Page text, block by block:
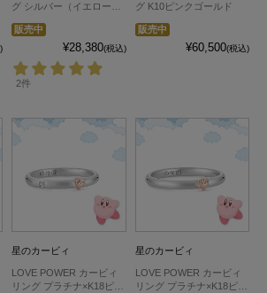
グ シルバー（イエローゴ
販売中
¥28,380(税込)
2件
グ K10ピンクゴールド
販売中
¥60,500(税込)
星のカービィ
LOVE POWER カービィ
リング プラチナ×K18ピン
星のカービィ
LOVE POWER カービィ
リング プラチナ×K18ピン